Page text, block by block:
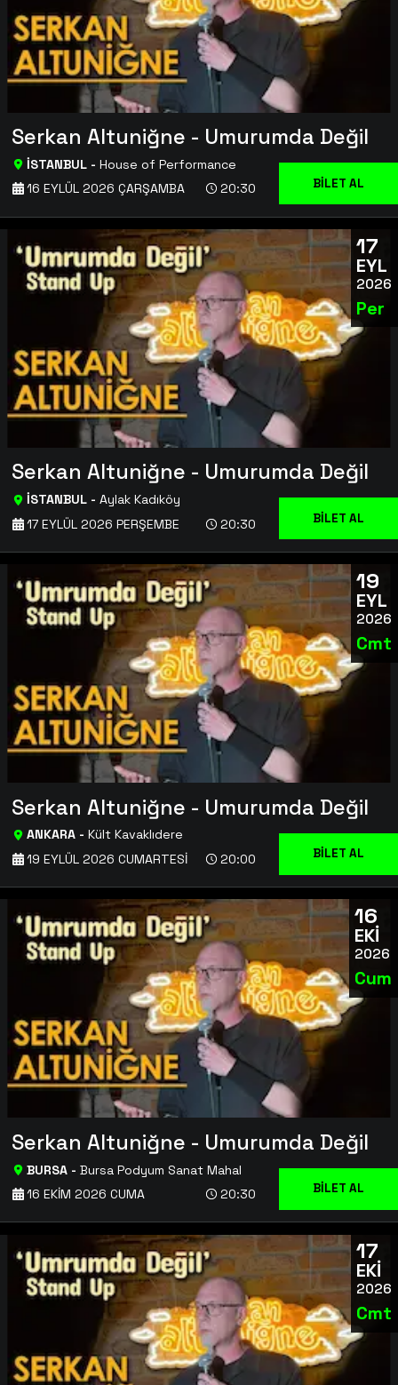
Serkan Altuniğne - Umurumda Değil
İSTANBUL -House of Performance
16 EYLÜL 2026 ÇARŞAMBA
20:30 BİLET AL
17
EYL
2026
Per
Serkan Altuniğne - Umurumda Değil
İSTANBUL -Aylak Kadıköy
17 EYLÜL 2026 PERŞEMBE
20:30 BİLET AL
19
EYL
2026
Cmt
Serkan Altuniğne - Umurumda Değil
ANKARA -Kült Kavaklıdere
19 EYLÜL 2026 CUMARTESI
20:00 BİLET AL
16
EKİ
2026
Cum
Serkan Altuniğne - Umurumda Değil
BURSA -Bursa Podyum Sanat Mahal
16 EKIM 2026 CUMA
20:30 BİLET AL
17
EKİ
2026
Cmt